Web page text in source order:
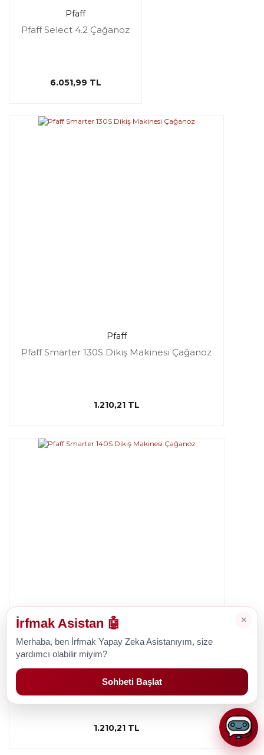
Pfaff
Pfaff Select 4.2 Çağanoz
6.051,99 TL
Pfaff
Pfaff Smarter 130S Dikiş Makinesi Çağanoz
1.210,21 TL
1.210,21 TL
×
İrfmak Asistan 🤖
Merhaba, ben İrfmak Yapay Zeka Asistanıyım, size
yardımcı olabilir miyim?
Sohbeti Başlat